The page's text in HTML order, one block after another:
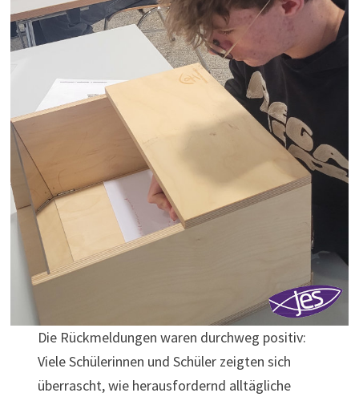
Die Rückmeldungen waren durchweg positiv:
Viele Schülerinnen und Schüler zeigten sich
überrascht, wie herausfordernd alltägliche